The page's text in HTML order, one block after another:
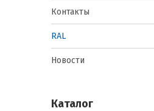
Контакты
RAL
Новости
Каталог